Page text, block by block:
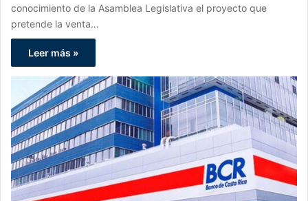
conocimiento de la Asamblea Legislativa el proyecto que
pretende la venta…
Leer más »